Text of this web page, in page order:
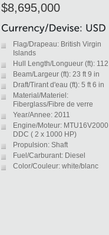
$8,695,000
Flag/Drapeau: British Virgin
Islands
Hull Length/Longueur (ft): 112
Beam/Largeur (ft): 23 ft 9 in
Draft/Tirant d'eau (ft): 5 ft 6 in
Material/Materiel:
Fiberglass/Fibre de verre
Year/Annee: 2011
Engine/Moteur: MTU16V2000
DDC ( 2 x 1000 HP)
Propulsion: Shaft
Fuel/Carburant: Diesel
Color/Couleur: white/blanc